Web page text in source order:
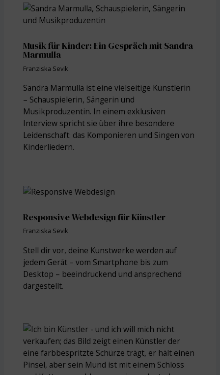
Musik für Kinder: Ein Gespräch mit Sandra
Marmulla
Franziska Sevik
Sandra Marmulla ist eine vielseitige Künstlerin
– Schauspielerin, Sängerin und
Musikproduzentin. In einem exklusiven
Interview spricht sie über ihre besondere
Leidenschaft: das Komponieren und Singen von
Kinderliedern.
Responsive Webdesign für Künstler
Franziska Sevik
Stell dir vor, deine Kunstwerke werden auf
jedem Gerät – vom Smartphone bis zum
Desktop – beeindruckend und ansprechend
dargestellt.